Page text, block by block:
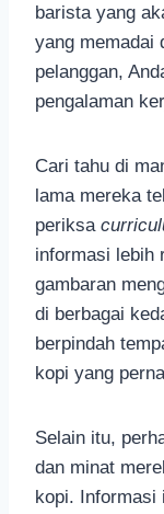
barista yang
yang memadai
pelanggan,
pengalaman
Cari tahu di
lama mereka
periksa
informasi lebih
gambaran
di berbagai
berpindah
kopi yang
Selain itu,
dan minat
kopi. Informasi